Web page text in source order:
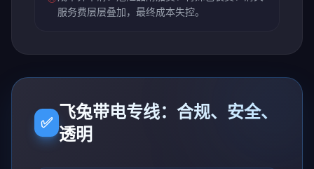
服务费层层叠加，最终成本失控。
✅ 飞兔带电专线：合规、安全、
透明